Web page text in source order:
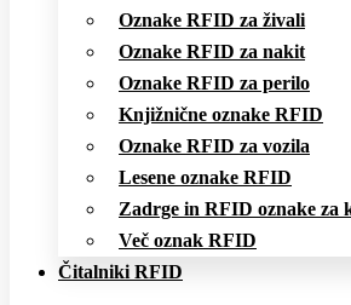
Oznake RFID za živali
Oznake RFID za nakit
Oznake RFID za perilo
Knjižnične oznake RFID
Oznake RFID za vozila
Lesene oznake RFID
Zadrge in RFID oznake za
Več oznak RFID
Čitalniki RFID